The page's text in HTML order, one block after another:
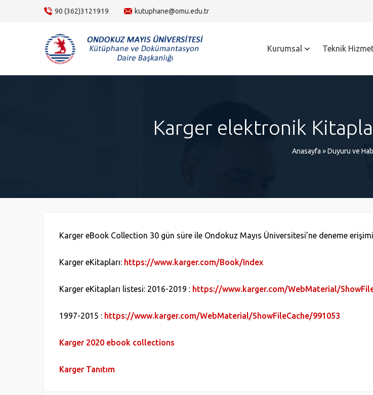
90 (362)3121919 kutuphane@omu.edu.tr
Kurumsal Teknik
Karger elektronik
Anasayfa »Duyuru ve
Karger eBook Collection 30 gün süre ile Ondokuz Mayıs Üniversitesi’ne deneme
Karger eKitapları: https://www.karger.com/Book/Index
Karger eKitapları listesi: 2016-2019 : https://www.karger.com/WebMaterial/
1997-2015 : https://www.karger.com/WebMaterial/ShowFileCache/991053
Karger 2020 ebook collections
Karger Tanıtım